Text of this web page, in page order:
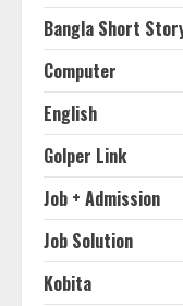
Bangla Short
Computer
English
Golper Link
Job + Admission
Job Solution
Kobita